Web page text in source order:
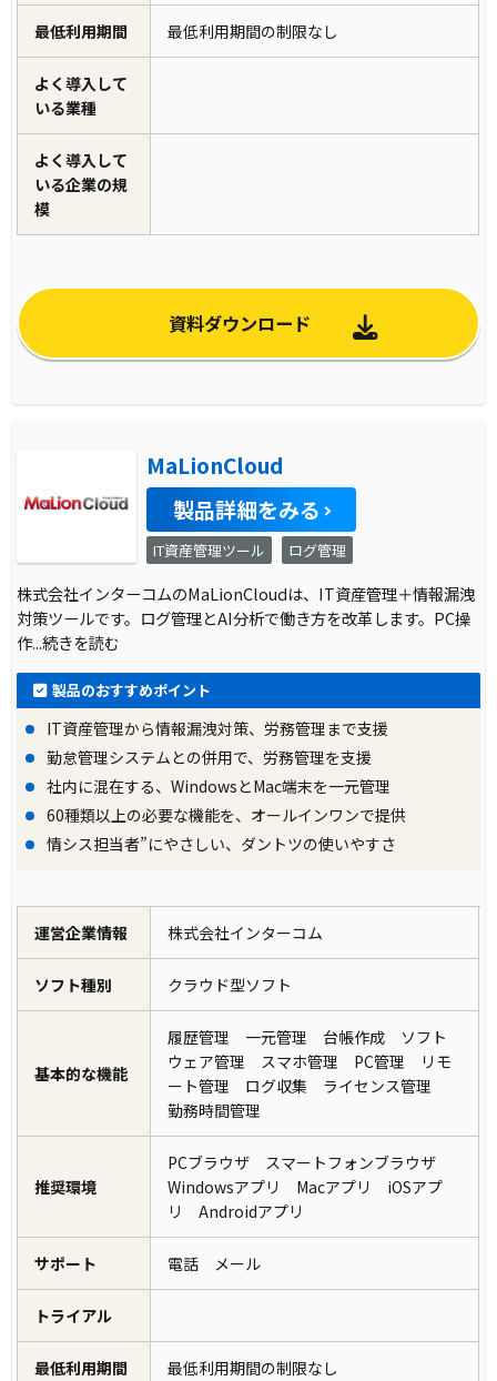
効率化を実現しました。さらに、サポート対応
もスムーズに行われ、運用の安定性が向上しま
した。
最低利用期間 最低利用期間の制限なし
よく導入して
いる業種
よく導入して
いる企業の規
模
資料ダウンロード
MaLionCloud
製品詳細をみる
IT資産管理ツール ログ管理
株式会社インターコムのMaLionCloudは、IT資産管理＋情報漏洩
対策ツールです。ログ管理とAI分析で働き方を改革します。PC操
作...続きを読む
製品のおすすめポイント
IT資産管理から情報漏洩対策、労務管理まで支援
勤怠管理システムとの併用で、労務管理を支援
社内に混在する、WindowsとMac端末を一元管理
60種類以上の必要な機能を、オールインワンで提供
情シス担当者”にやさしい、ダントツの使いやすさ
運営企業情報 株式会社インターコム
ソフト種別 クラウド型ソフト
基本的な機能
履歴管理 一元管理 台帳作成 ソフト
ウェア管理 スマホ管理 PC管理 リモ
ート管理 ログ収集 ライセンス管理
勤務時間管理
推奨環境
PCブラウザ スマートフォンブラウザ
Windowsアプリ Macアプリ iOSアプ
リ Androidアプリ
サポート 電話 メール
トライアル
最低利用期間 最低利用期間の制限なし